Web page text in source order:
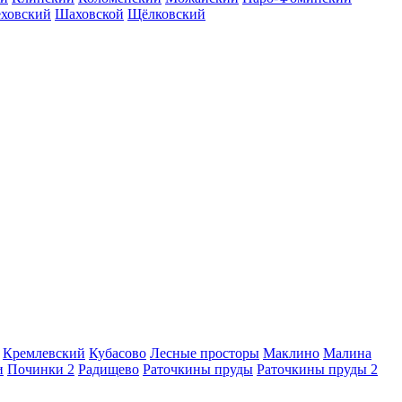
Шаховской Щёлковский
Кремлевский Кубасово Лесные просторы Маклино Малина
Починки 2 Радищево Раточкины пруды Раточкины пруды 2